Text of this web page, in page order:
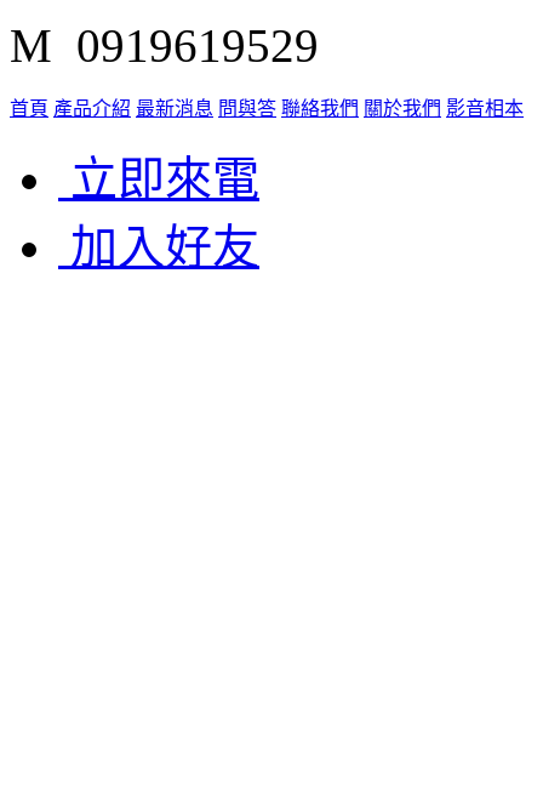
M 0919619529
首頁 產品介紹 最新消息 問與答 聯絡我們 關於我們 影音相本
立即來電
加入好友